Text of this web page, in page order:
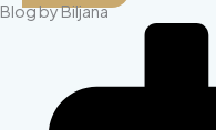
Blog byBiljana